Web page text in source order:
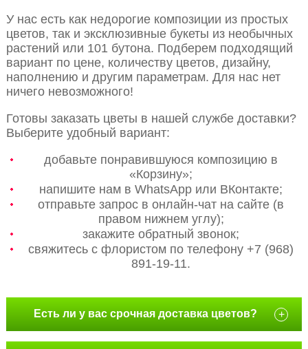
У нас есть как недорогие композиции из простых
цветов, так и эксклюзивные букеты из необычных
растений или 101 бутона. Подберем подходящий
вариант по цене, количеству цветов, дизайну,
наполнению и другим параметрам. Для нас нет
ничего невозможного!
Готовы заказать цветы в нашей службе доставки?
Выберите удобный вариант:
добавьте понравившуюся композицию в
«Корзину»;
напишите нам в WhatsApp или ВКонтакте;
отправьте запрос в онлайн-чат на сайте (в
правом нижнем углу);
закажите обратный звонок;
свяжитесь с флористом по телефону +7 (968)
891-19-11.
Есть ли у вас срочная доставка цветов? +